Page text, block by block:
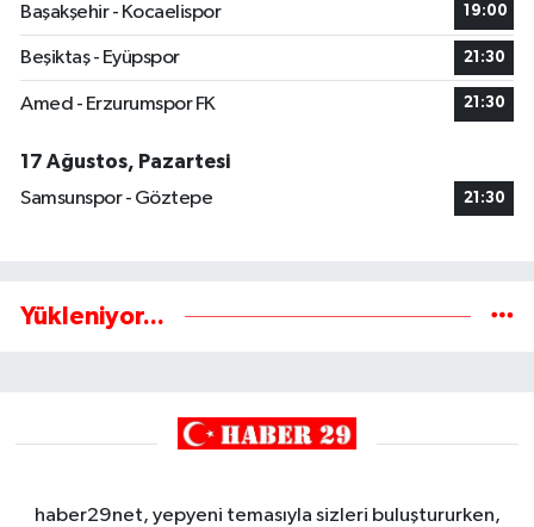
Başakşehir - Kocaelispor
19:00
Beşiktaş - Eyüpspor 21:30
Amed - Erzurumspor FK 21:30
17 Ağustos, Pazartesi
Samsunspor - Göztepe
21:30
Yükleniyor...
haber29net, yepyeni temasıyla sizleri buluştururken,